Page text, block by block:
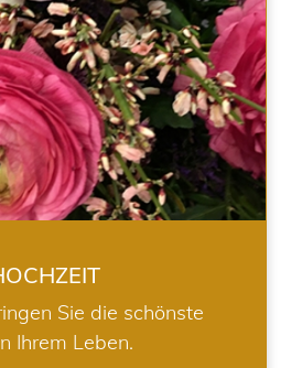
Sie die schönste
Ihrem Leben.